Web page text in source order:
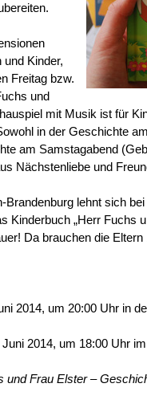
Kinder,
Freitag bzw.
und
mit Musik ist für
in der Geschichte
am Samstagabend
Nächstenliebe und
lehnt sich
Kinderbuch „Herr Fuchs
Da brauchen die
2014, um 20:00 Uhr in
2014, um 18:00 Uhr
und Frau Elster –